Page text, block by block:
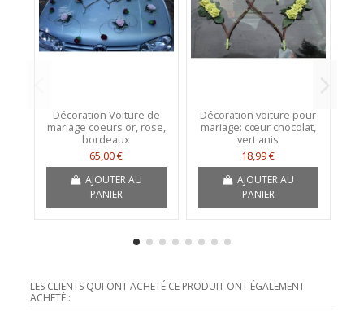
Décoration Voiture de
mariage coeurs or, rose,
bordeaux
65,00 €
AJOUTER AU
PANIER
Décoration voiture pour
mariage: cœur chocolat,
vert anis
18,99 €
AJOUTER AU
PANIER
LES CLIENTS QUI ONT ACHETÉ CE PRODUIT ONT ÉGALEMENT
ACHETÉ :